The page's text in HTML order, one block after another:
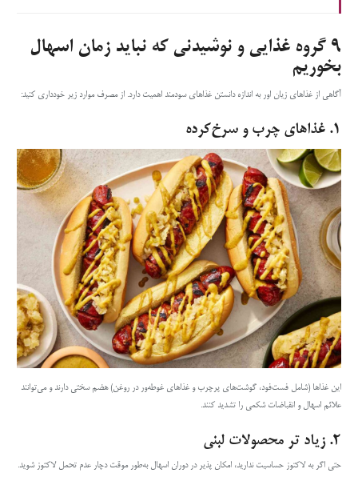
۹ گروه غذایی و نوشیدنی که نباید زمان اسهال
بخوریم
آگاهی از غذاهای زیان اور به اندازه دانستن غذاهای سودمند اهمیت دارد. از مصرف موارد زیر خودداری کنید:
۱. غذاهای چرب و سرخ‌کرده
این غذاها (شامل فست‌فود، گوشت‌های پرچرب و غذاهای غوطه‌ور در روغن) هضم سختی دارند و می‌توانند
علائم اسهال و انقباضات شکمی را تشدید کنند.
۲. زیاد تر محصولات لبنی
حتی اگر به لاکتوز حساسیت ندارید، امکان پذیر در دوران اسهال به‌طور موقت دچار عدم تحمل لاکتوز شوید.